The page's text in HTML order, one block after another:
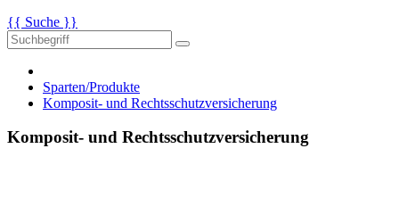
{{ Suche }}
Sparten/Produkte
Komposit- und Rechtsschutzversicherung
Komposit- und Rechtsschutzversicherung